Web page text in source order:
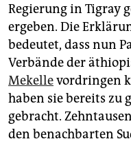
Regierung in Tigray
ergeben. Die
bedeutet, dass nun
Verbände der
Mekellevordringen
haben sie bereits zu
gebracht.
den benachbarten